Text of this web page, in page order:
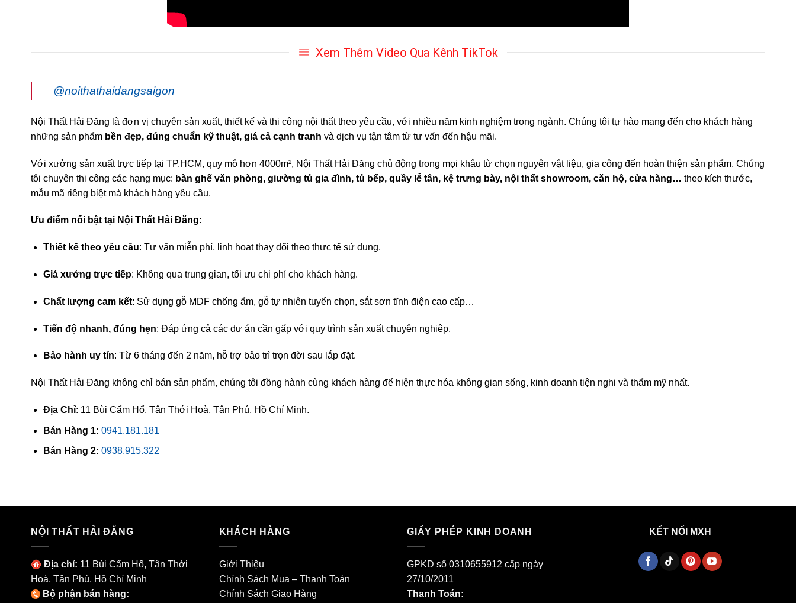
Xem Thêm Video Qua Kênh TikTok
@noithathaidangsaigon
Nội Thất Hải Đăng là đơn vị chuyên sản xuất, thiết kế và thi công nội thất theo yêu cầu, với nhiều năm kinh nghiệm trong ngành. Chúng tôi tự hào mang đến cho khách hàng
những sản phẩm bền đẹp, đúng chuẩn kỹ thuật, giá cả cạnh tranh và dịch vụ tận tâm từ tư vấn đến hậu mãi.
Với xưởng sản xuất trực tiếp tại TP.HCM, quy mô hơn 4000m², Nội Thất Hải Đăng chủ động trong mọi khâu từ chọn nguyên vật liệu, gia công đến hoàn thiện sản phẩm. Chúng
tôi chuyên thi công các hạng mục: bàn ghế văn phòng, giường tủ gia đình, tủ bếp, quầy lễ tân, kệ trưng bày, nội thất showroom, căn hộ, cửa hàng… theo kích thước,
mẫu mã riêng biệt mà khách hàng yêu cầu.
Ưu điểm nổi bật tại Nội Thất Hải Đăng:
Thiết kế theo yêu cầu: Tư vấn miễn phí, linh hoạt thay đổi theo thực tế sử dụng.
Giá xưởng trực tiếp: Không qua trung gian, tối ưu chi phí cho khách hàng.
Chất lượng cam kết: Sử dụng gỗ MDF chống ẩm, gỗ tự nhiên tuyển chọn, sắt sơn tĩnh điện cao cấp…
Tiến độ nhanh, đúng hẹn: Đáp ứng cả các dự án cần gấp với quy trình sản xuất chuyên nghiệp.
Bảo hành uy tín: Từ 6 tháng đến 2 năm, hỗ trợ bảo trì trọn đời sau lắp đặt.
Nội Thất Hải Đăng không chỉ bán sản phẩm, chúng tôi đồng hành cùng khách hàng để hiện thực hóa không gian sống, kinh doanh tiện nghi và thẩm mỹ nhất.
Địa Chỉ: 11 Bùi Cẩm Hổ, Tân Thới Hoà, Tân Phú, Hồ Chí Minh.
Bán Hàng 1: 0941.181.181
Bán Hàng 2: 0938.915.322
NỘI THẤT HẢI ĐĂNG
Địa chỉ: 11 Bùi Cẩm Hổ, Tân Thới
Hoà, Tân Phú, Hồ Chí Minh
Bộ phận bán hàng:
KHÁCH HÀNG
Giới Thiệu
Chính Sách Mua – Thanh Toán
Chính Sách Giao Hàng
GIẤY PHÉP KINH DOANH
GPKD số 0310655912 cấp ngày
27/10/2011
Thanh Toán:
KẾT NỐI MXH